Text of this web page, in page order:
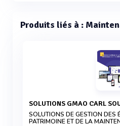
Produits liés à :
SOLUTIONS GMAO CARL
SOLUTIONS DE GESTION DES
PATRIMOINE ET DE LA